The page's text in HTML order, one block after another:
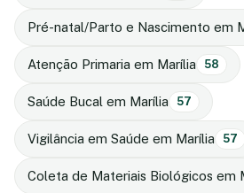
Pré-natal/Parto e Nascimento em
Atenção Primaria em Marília 58
Saúde Bucal em Marília 57
Vigilância em Saúde em Marília 57
Coleta de Materiais Biológicos em